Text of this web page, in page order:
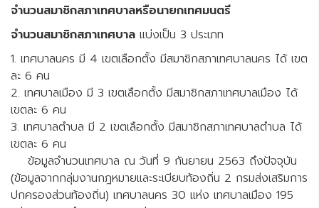
จำนวนสมาชิกสภาเทศบาลหรือนายกเทศมนตรี
จำนวนสมาชิกสภาเทศบาล แบ่งเป็น 3 ประเภท
1. เทศบาลนคร มี 4 เขตเลือกตั้ง มีสมาชิกสภาเทศบาลนคร ได้ เขต
ละ 6 คน
2. เทศบาลเมือง มี 3 เขตเลือกตั้ง มีสมาชิกสภาเทศบาลเมือง ได้
เขตละ 6 คน
3. เทศบาลตำบล มี 2 เขตเลือกตั้ง มีสมาชิกสภาเทศบาลตำบล ได้
เขตละ 6 คน
ข้อมูลจำนวนเทศบาล ณ วันที่ 9 กันยายน 2563 ถึงปัจจุบัน
(ข้อมูลจากกลุ่มงานกฎหมายและระเบียบท้องถิ่น 2 กรมส่งเสริมการ
ปกครองส่วนท้องถิ่น) เทศบาลนคร 30 แห่ง เทศบาลเมือง 195